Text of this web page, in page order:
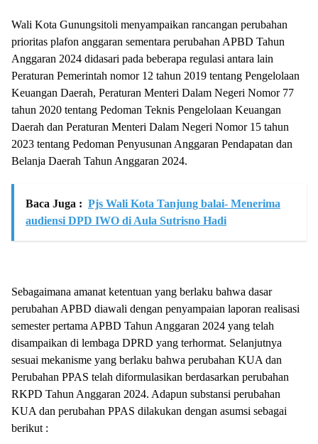
Wali Kota Gunungsitoli menyampaikan rancangan perubahan
prioritas plafon anggaran sementara perubahan APBD Tahun
Anggaran 2024 didasari pada beberapa regulasi antara lain
Peraturan Pemerintah nomor 12 tahun 2019 tentang Pengelolaan
Keuangan Daerah, Peraturan Menteri Dalam Negeri Nomor 77
tahun 2020 tentang Pedoman Teknis Pengelolaan Keuangan
Daerah dan Peraturan Menteri Dalam Negeri Nomor 15 tahun
2023 tentang Pedoman Penyusunan Anggaran Pendapatan dan
Belanja Daerah Tahun Anggaran 2024.
Baca Juga : Pjs Wali Kota Tanjung balai- Menerima
audiensi DPD IWO di Aula Sutrisno Hadi
Sebagaimana amanat ketentuan yang berlaku bahwa dasar
perubahan APBD diawali dengan penyampaian laporan realisasi
semester pertama APBD Tahun Anggaran 2024 yang telah
disampaikan di lembaga DPRD yang terhormat. Selanjutnya
sesuai mekanisme yang berlaku bahwa perubahan KUA dan
Perubahan PPAS telah diformulasikan berdasarkan perubahan
RKPD Tahun Anggaran 2024. Adapun substansi perubahan
KUA dan perubahan PPAS dilakukan dengan asumsi sebagai
berikut :